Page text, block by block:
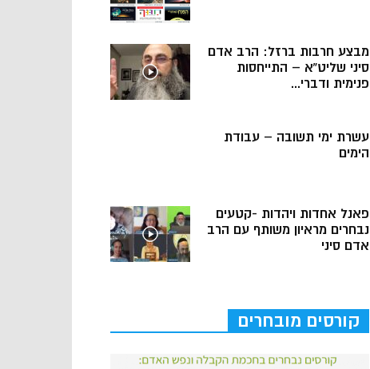
מבצע חרבות ברזל: הרב אדם
סיני שליט”א – התייחסות
פנימית ודברי...
עשרת ימי תשובה – עבודת
הימים
פאנל אחדות ויהדות -קטעים
נבחרים מראיון משותף עם הרב
אדם סיני
קורסים מובחרים